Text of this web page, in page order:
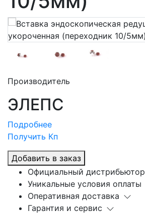
Производитель
ЭЛЕПС
Подробнее
Получить Кп
Добавить в заказ
Официальный дистрибьютор
Уникальные условия оплаты
Оперативная доставка
Гарантия и сервис